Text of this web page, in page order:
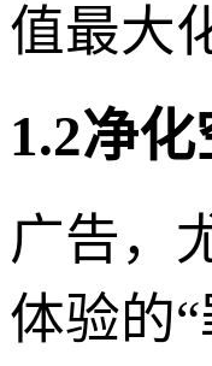
值最大
1.2净
广告，
体验的